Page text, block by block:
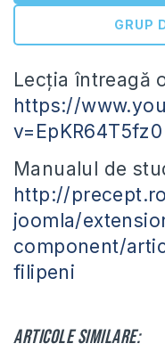
GRUP
Lecția întreagă
https://
v=EpKR64T5fz0
Manualul de
http://
joomla/
component/
filipeni
Articole similare: